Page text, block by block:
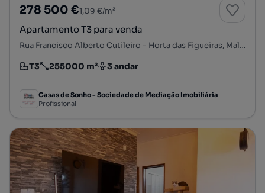
278 500 €1,09 €/m²
Apartamento T3 para venda
Rua Francisco Alberto Cutileiro - Horta das Figueiras, Malagueira e Horta das Figueiras, Évora, Évora
Tipologia
T3
Preço por metro quadrado
255000 m²
Andar 3 andar
Casas de Sonho - Sociedade de Mediação Imobiliária
Profissional